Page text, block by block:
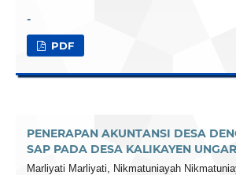
-
PDF
PENERAPAN AKUNTANSI DESA
SAP PADA DESA KALIKAYEN
Marliyati Marliyati, Nikmatuniayah